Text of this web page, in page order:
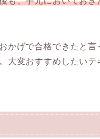
かげで合格できたと言
大変おすすめしたいテ